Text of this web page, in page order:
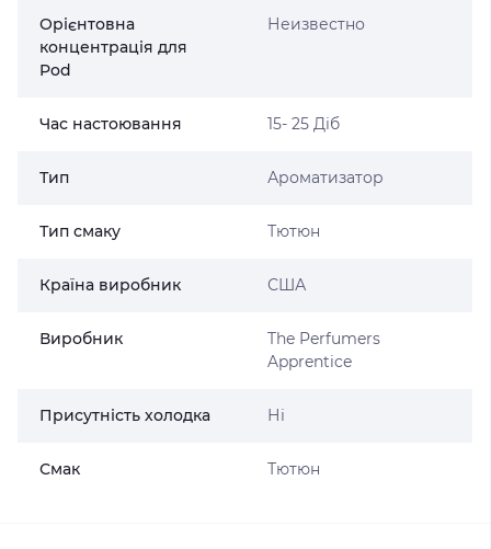
Орієнтовна
концентрація для
Pod
Неизвестно
Час настоювання 15- 25 Діб
Тип Ароматизатор
Тип смаку Тютюн
Країна виробник США
Виробник
The Perfumers
Apprentice
Присутність холодка Ні
Смак Тютюн